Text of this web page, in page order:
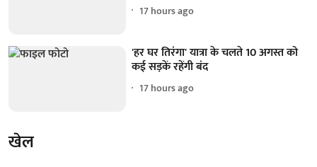
17 hours ago
'हर घर तिरंगा' यात्रा के चलते 10 अगस्त को
कई सड़कें रहेंगी बंद
17 hours ago
खेल